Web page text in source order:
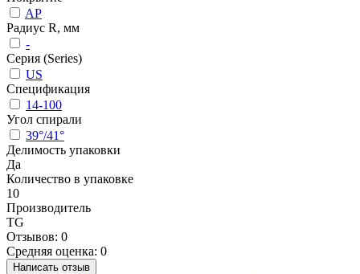
AP
Радиус R, мм
-
Серия (Series)
US
Спецификация
14-100
Угол спирали
39°/41°
Делимость упаковки
Да
Количество в упаковке
10
Производитель
TG
Отзывов: 0
Средняя оценка: 0
Написать отзыв